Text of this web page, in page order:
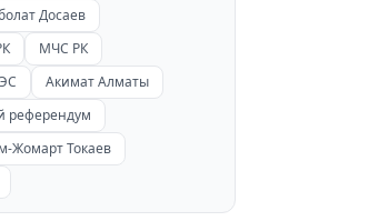
Досаев
МЧС РК
Акимат Алматы
референдум
Жомарт Токаев